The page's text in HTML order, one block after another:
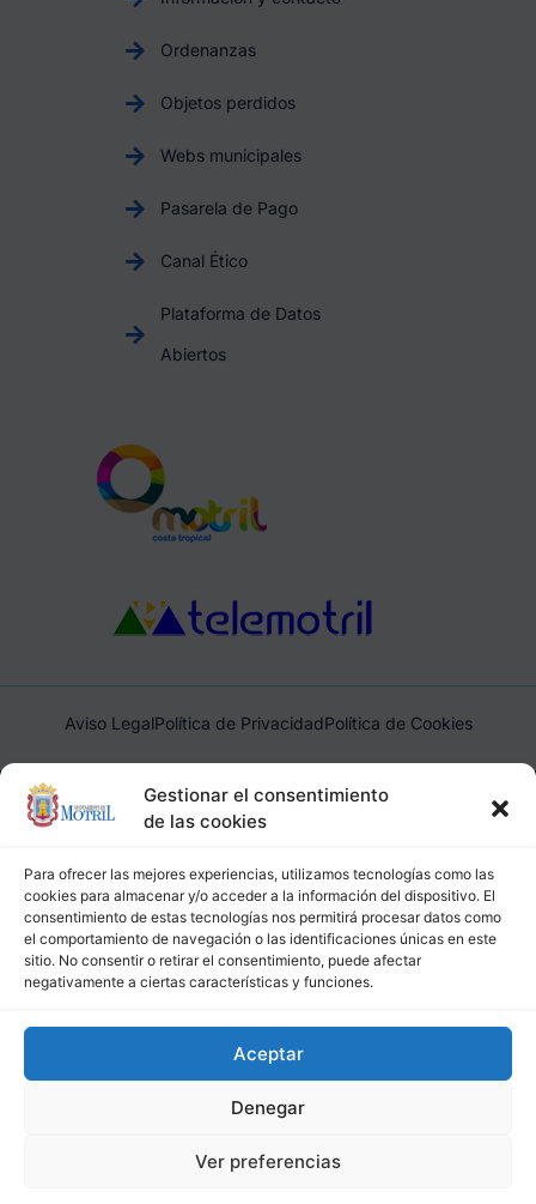
Gestionar el consentimiento
de las cookies
Para ofrecer las mejores experiencias, utilizamos tecnologías como las
cookies para almacenar y/o acceder a la información del dispositivo. El
consentimiento de estas tecnologías nos permitirá procesar datos como
el comportamiento de navegación o las identificaciones únicas en este
sitio. No consentir o retirar el consentimiento, puede afectar
negativamente a ciertas características y funciones.
Aceptar
Denegar
Ver preferencias
Ordenanzas
Objetos perdidos
Webs municipales
Pasarela de Pago
Canal Ético
Plataforma de Datos
Abiertos
Aviso LegalPolítica de PrivacidadPolítica de Cookies
Ayuntamiento de Motril, Plaza de España, 1, 18600, Motril,
(Granada), CIF: P1814200J, DIR3: L01181400